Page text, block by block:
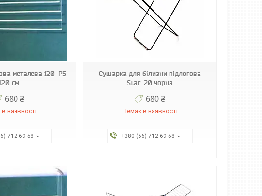
металева 120-P5
см
680 ₴
наявності
712-69-58
Сушарка для білизни підлогова
Star-20 чорна
680 ₴
Немає в наявності
+380 (66) 712-69-58